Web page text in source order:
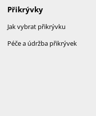
Přikrývky
Jak vybrat přikrývku
Péče a údržba přikrývek